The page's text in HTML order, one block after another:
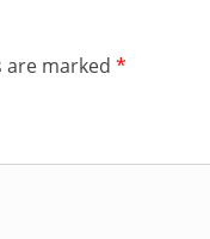
are marked *